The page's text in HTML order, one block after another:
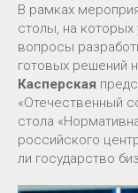
В рамках
столы, на которых
вопросы
готовых решений
Касперская
«Отечественный
стола
российского
ли государство